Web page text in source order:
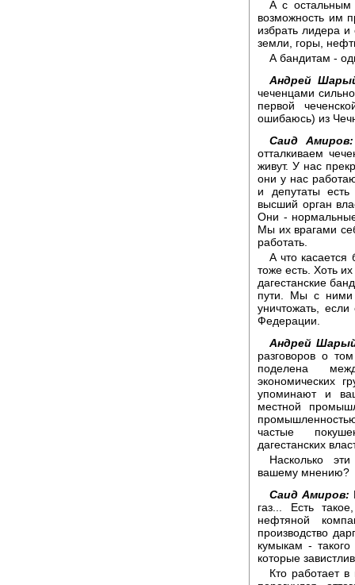
А с остальным
возможность им
избрать лидера
земли, горы,
А бандитам -
Андрей
чеченцами
первой
ошибаюсь) из
Саид Амиров:
отталкиваем
живут. У нас
они у нас
и депутаты
высший орган
Они -
Мы их врагами
работать.
А что касается
тоже есть. Хоть
дагестанские
пути. Мы с
уничтожать,
Федерации.
Андрей
разговоров о
поделена
экономических
упоминают и
местной
частые
дагестанских
Насколько
вашему мнению?
Саид Амиров:
газ... Есть
нефтяной
производство
кумыкам -
которые
Кто работает